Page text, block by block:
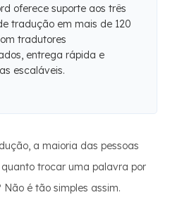
oferece suporte aos três
tradução em mais de 120
tradutores
entrega rápida e
escaláveis.
a maioria das pessoas
trocar uma palavra por
é tão simples assim.